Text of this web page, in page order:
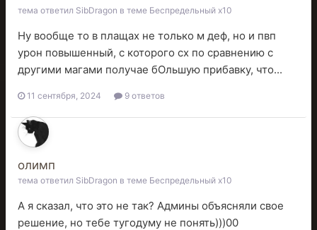
тема ответил SibDragon в теме Беспредельный x10
Ну вообще то в плащах не только м деф, но и пвп
урон повышенный, с которого сх по сравнению с
другими магами получае бОльшую прибавку, что...
11 сентября, 2024 9 ответов
олимп
тема ответил SibDragon в теме Беспредельный x10
А я сказал, что это не так? Админы объясняли свое
решение, но тебе тугодуму не понять)))00